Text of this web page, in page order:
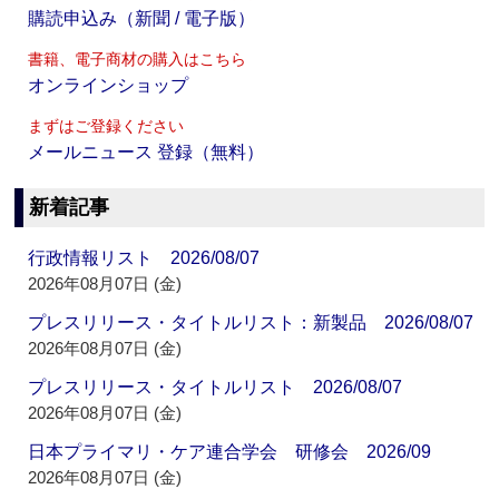
購読申込み（新聞 / 電子版）
書籍、電子商材の購入はこちら
オンラインショップ
まずはご登録ください
メールニュース 登録（無料）
新着記事
行政情報リスト 2026/08/07
2026年08月07日 (金)
プレスリリース・タイトルリスト：新製品 2026/08/07
2026年08月07日 (金)
プレスリリース・タイトルリスト 2026/08/07
2026年08月07日 (金)
日本プライマリ・ケア連合学会 研修会 2026/09
2026年08月07日 (金)